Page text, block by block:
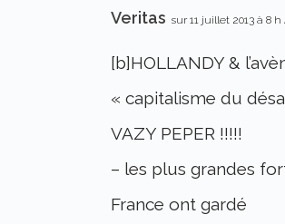
Veritas sur 11 juillet 2013 à 8 h
[b]HOLLANDY &
« capitalisme du
VAZY PEPER !!!!!
– les plus grandes
France ont gardé